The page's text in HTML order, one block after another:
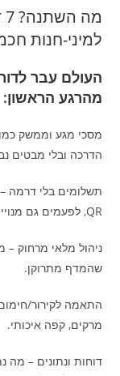
למיני-חנות
העולם עבר
מהרגע הראשון:
מסכי מגע וממשק
הדרכה ובלי מבטים
QR, לפעמים גם מנויים.
ניהול מלאי מרחוק –
שהמדף מתרוקן.
התאמה לקירור/
מרקים, קפה איכותי.
דוחות ונתונים –